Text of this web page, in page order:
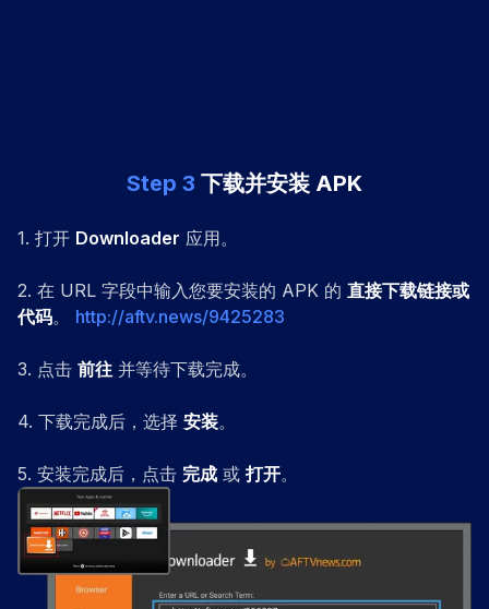
Step 3 下载并安装 APK
1. 打开 Downloader 应用。
2. 在 URL 字段中输入您要安装的 APK 的 直接下载链接或
代码。 http://aftv.news/9425283
3. 点击 前往 并等待下载完成。
4. 下载完成后，选择 安装。
5. 安装完成后，点击 完成 或打开。